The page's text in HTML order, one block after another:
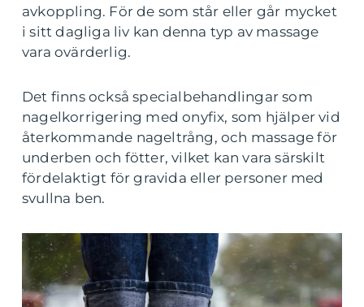
avkoppling. För de som står eller går mycket
i sitt dagliga liv kan denna typ av massage
vara ovärderlig.
Det finns också specialbehandlingar som
nagelkorrigering med onyfix, som hjälper vid
återkommande nageltrång, och massage för
underben och fötter, vilket kan vara särskilt
fördelaktigt för gravida eller personer med
svullna ben.